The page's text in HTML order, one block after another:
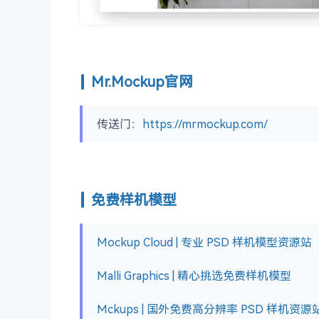
Mr.Mockup官网
传送门： https://mrmockup.com/
免费样机模型
Mockup Cloud | 专业 PSD 样机模型资源站
Malli Graphics | 精心挑选免费样机模型
Mckups | 国外免费高分辨率 PSD 样机资源